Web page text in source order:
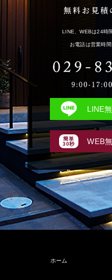
無料お見積
LINE、WEBは24時
お電話は営業時
LINE
簡単
30秒
WEB
ホーム